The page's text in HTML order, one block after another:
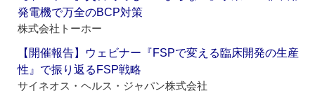
発電機で万全のBCP対策
株式会社トーホー
【開催報告】ウェビナー『FSPで変える臨床開発の生産
性』で振り返るFSP戦略
サイネオス・ヘルス・ジャパン株式会社